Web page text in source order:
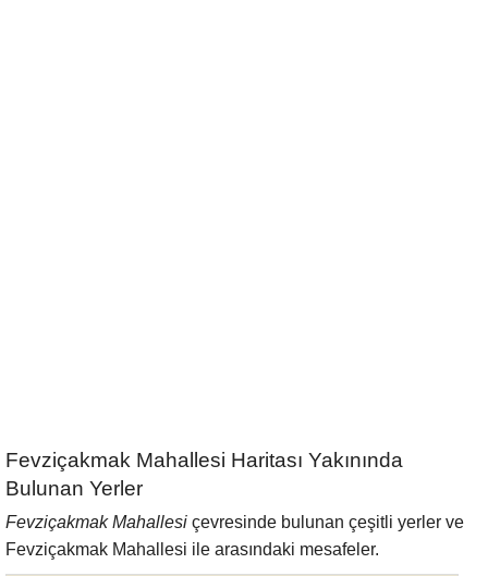
Fevziçakmak Mahallesi Haritası Yakınında
Bulunan Yerler
Fevziçakmak Mahallesi çevresinde bulunan çeşitli yerler ve
Fevziçakmak Mahallesi ile arasındaki mesafeler.